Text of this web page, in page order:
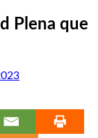
Plena que